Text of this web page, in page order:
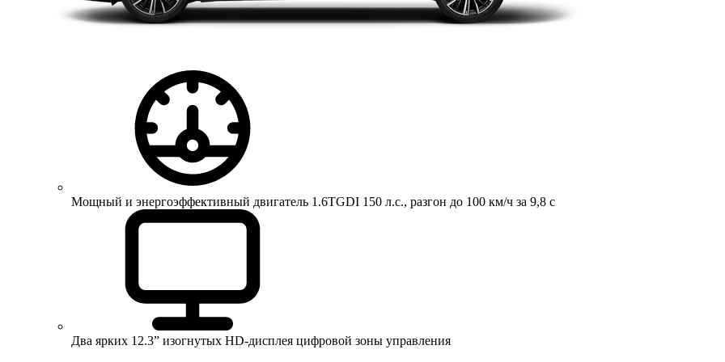
Мощный и энергоэффективный двигатель 1.6TGDI 150 л.с., разгон до 100 км/ч за 9,8 с
Два ярких 12.3” изогнутых HD-дисплея цифровой зоны управления